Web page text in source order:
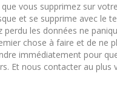
vous supprimez sur
et se supprime avec le
perdu les données ne
chose à faire et de ne
immédiatement pour
Et nous contacter au plus